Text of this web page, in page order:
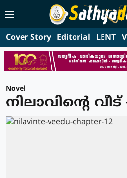
Cover Story Editorial LENT
Novel
നിലാവിന്റെ വീട്